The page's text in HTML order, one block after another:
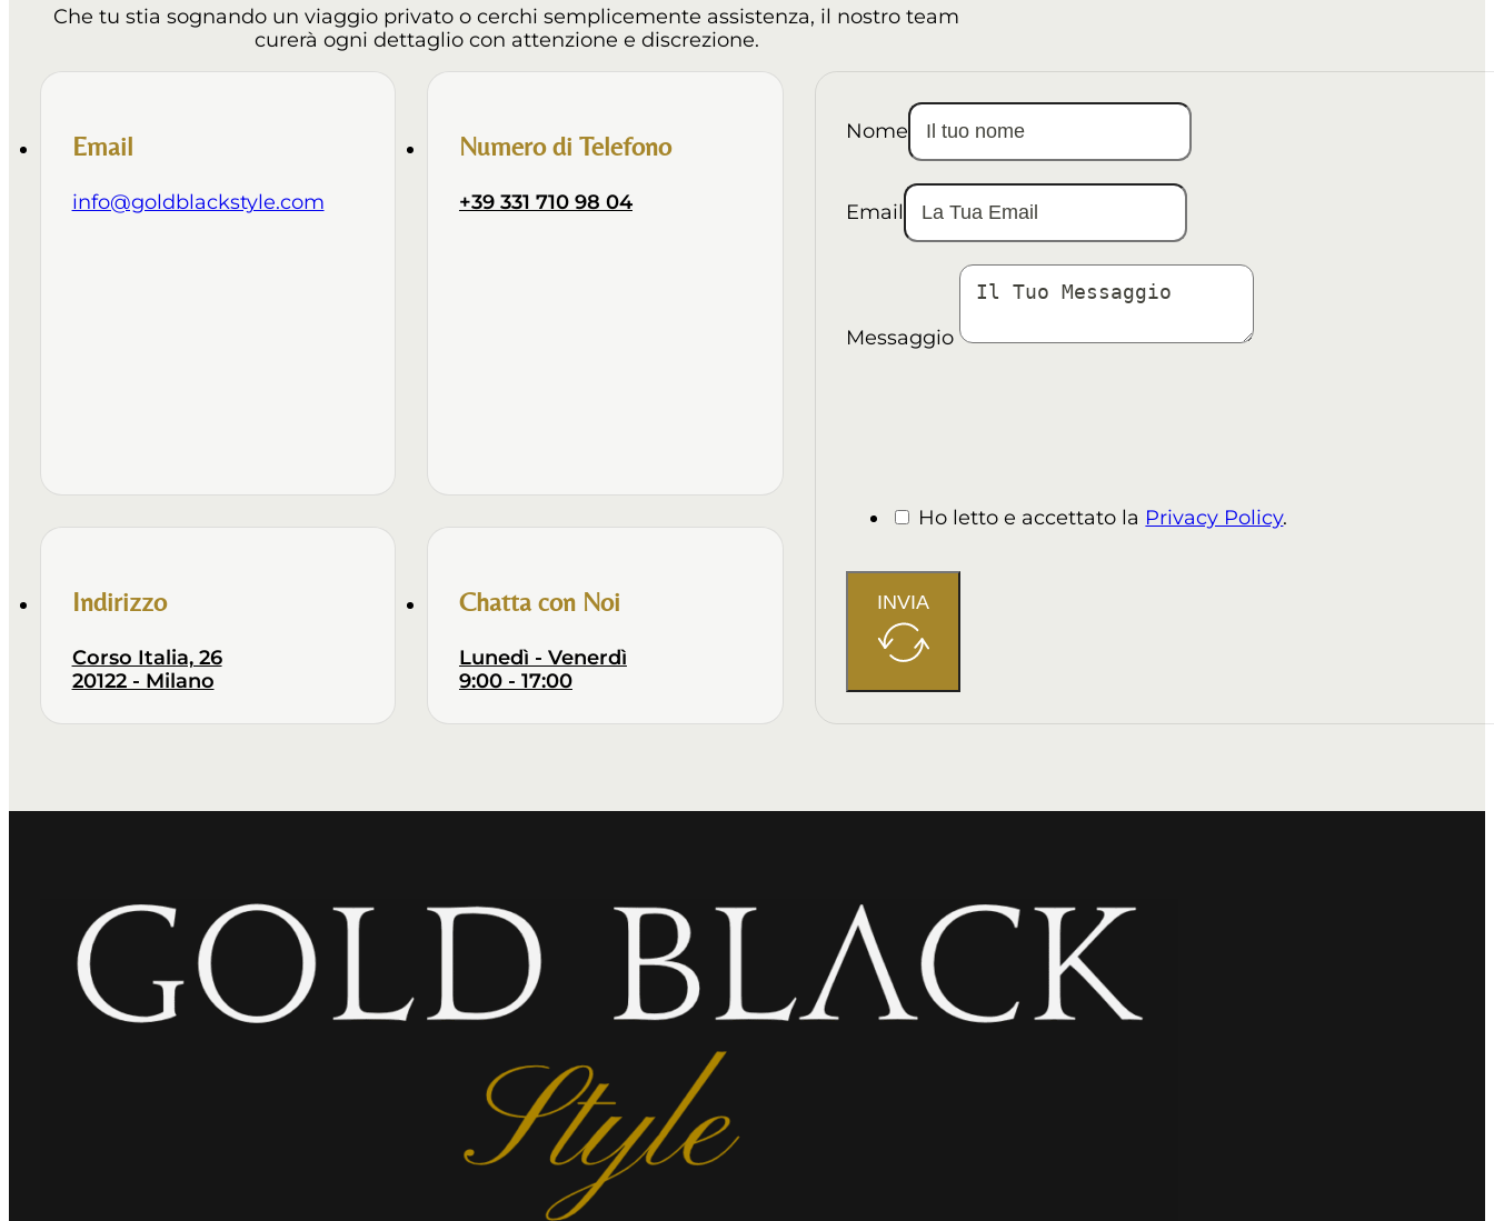
Che tu stia sognando un viaggio privato o cerchi semplicemente assistenza, il nostro team
curerà ogni dettaglio con attenzione e discrezione.
Email
info@goldblackstyle.com
Numero di Telefono
+39 331 710 98 04
Indirizzo
Corso Italia, 26
20122 - Milano
Chatta con Noi
Lunedì - Venerdì
9:00 - 17:00
Nome
Email
Messaggio
Ho letto e accettato la Privacy Policy.
INVIA